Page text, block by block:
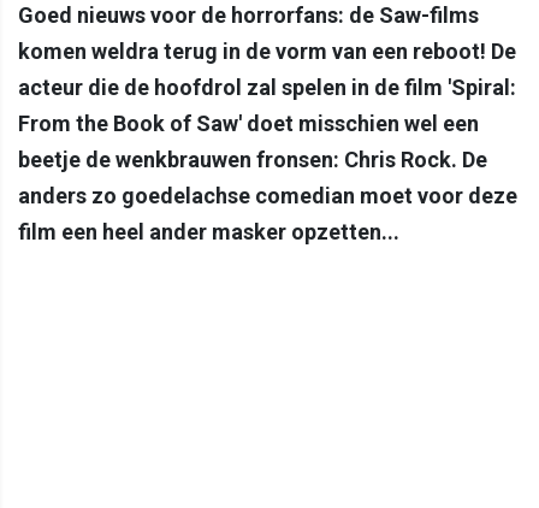
Goed nieuws voor de horrorfans: de Saw-films
komen weldra terug in de vorm van een reboot! De
acteur die de hoofdrol zal spelen in de film 'Spiral:
From the Book of Saw' doet misschien wel een
beetje de wenkbrauwen fronsen: Chris Rock. De
anders zo goedelachse comedian moet voor deze
film een heel ander masker opzetten...